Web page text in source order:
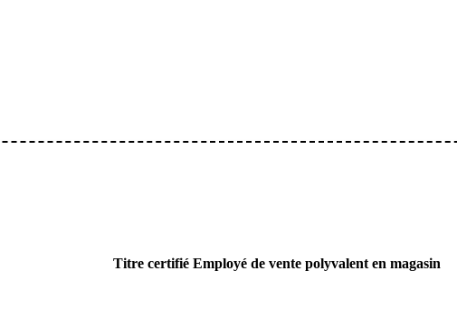
Titre certifié Employé de vente polyvalent en magasin